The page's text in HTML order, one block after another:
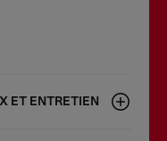
ET ENTRETIEN